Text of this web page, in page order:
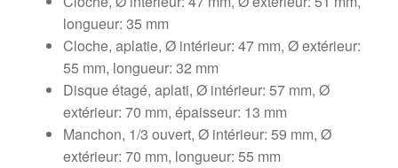
longueur: 35 mm
Cloche, aplatie, Ø intérieur: 47 mm, Ø extérieur:
55 mm, longueur: 32 mm
Disque étagé, aplati, Ø intérieur: 57 mm, Ø
extérieur: 70 mm, épaisseur: 13 mm
Manchon, 1/3 ouvert, Ø intérieur: 59 mm, Ø
extérieur: 70 mm, longueur: 55 mm